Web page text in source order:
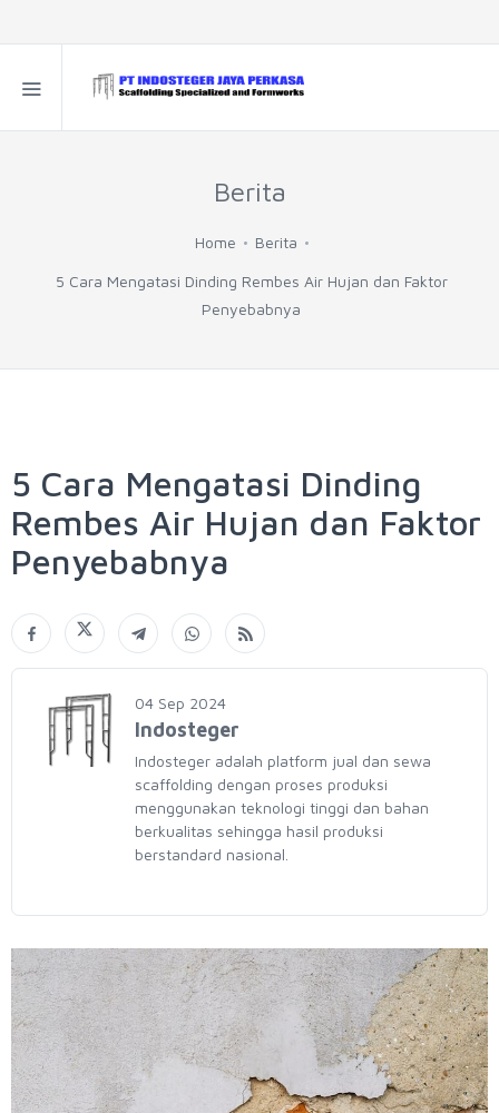
Berita
Home Berita
5 Cara Mengatasi Dinding Rembes Air Hujan dan Faktor
Penyebabnya
5 Cara Mengatasi Dinding
Rembes Air Hujan dan Faktor
Penyebabnya
04 Sep 2024
Indosteger
Indosteger adalah platform jual dan sewa
scaffolding dengan proses produksi
menggunakan teknologi tinggi dan bahan
berkualitas sehingga hasil produksi
berstandard nasional.